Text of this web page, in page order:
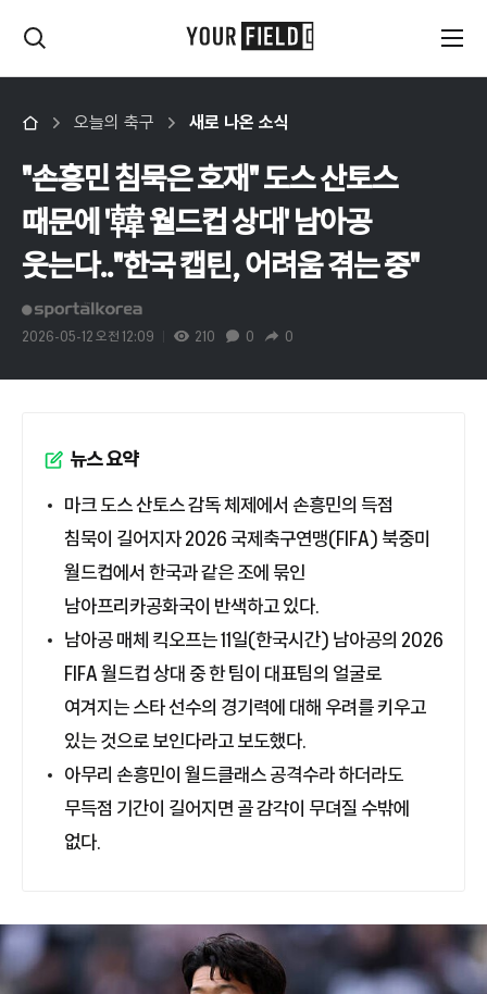
오늘의 축구 새로 나온 소식
"손흥민 침묵은 호재" 도스 산토스
때문에 '韓 월드컵 상대' 남아공
웃는다.."한국 캡틴, 어려움 겪는 중"
2026-05-12 오전 12:09 210 0 0
뉴스 요약
마크 도스 산토스 감독 체제에서 손흥민의 득점
침묵이 길어지자 2026 국제축구연맹(FIFA) 북중미
월드컵에서 한국과 같은 조에 묶인
남아프리카공화국이 반색하고 있다.
남아공 매체 킥오프는 11일(한국시간) 남아공의 2026
FIFA 월드컵 상대 중 한 팀이 대표팀의 얼굴로
여겨지는 스타 선수의 경기력에 대해 우려를 키우고
있는 것으로 보인다라고 보도했다.
아무리 손흥민이 월드클래스 공격수라 하더라도
무득점 기간이 길어지면 골 감각이 무뎌질 수밖에
없다.